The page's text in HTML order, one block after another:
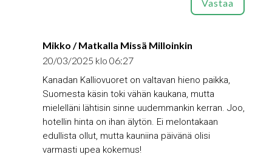
Vastaa
Mikko / Matkalla Missä Milloinkin
20/03/2025 klo 06:27
Kanadan Kalliovuoret on valtavan hieno paikka,
Suomesta käsin toki vähän kaukana, mutta
mielelläni lähtisin sinne uudemmankin kerran. Joo,
hotellin hinta on ihan älytön. Ei melontakaan
edullista ollut, mutta kauniina päivänä olisi
varmasti upea kokemus!